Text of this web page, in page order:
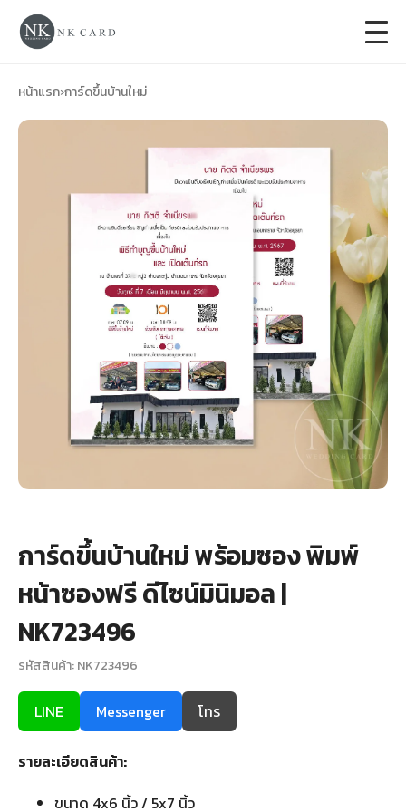
การ์ดแต่งงาน
+
+
ป้ายของชำร่วยงานแต่ง +
การ์ดขึ้นบ้านใหม่
รับพิมพ์หน้าซอง +
รีวิว
บทความ
หน้าแรก›การ์ดขึ้นบ้านใหม่
การ์ดขึ้นบ้านใหม่ พร้อมซอง พิมพ์
หน้าซองฟรี ดีไซน์มินิมอล |
NK723496
รหัสสินค้า: NK723496
LINE Messenger โทร
รายละเอียดสินค้า:
ขนาด 4x6 นิ้ว / 5x7 นิ้ว